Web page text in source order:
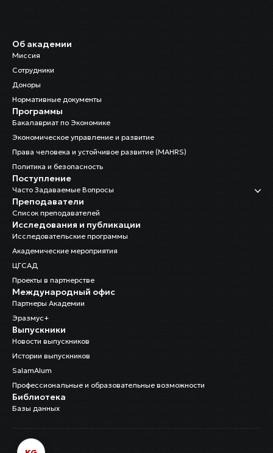
Об академии
Миссия
Сотрудники
Доноры
Нормативные документы
Программы
Бакалавриат по Экономике
Экономическое управление и развитие
Права человека и устойчивое развитие (MAHRS)
Политика и безопасность
Поступление
Часто Задаваемые Вопросы
Преподаватели
Список преподавателей
Исследования и публикации
Исследовательские программы
Академические мероприятия
ЦГСАД
Проекты в партнерстве
Международный офис
Партнеры Академии
Эразмус+
Выпускники
Новости выпускников
Истории выпускников
SalamAlum
Профессиональные и образовательные возможности
Библиотека
Базы данных